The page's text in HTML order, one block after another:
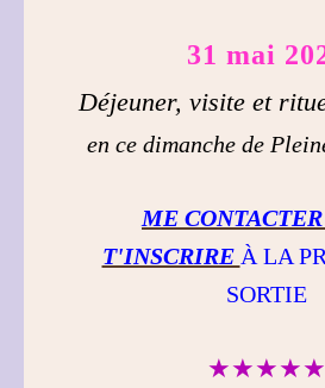
31 mai
Déjeuner, visite et
en ce dimanche de
ME
T'INSCRIRE À LA
SORTIE
★★★★★